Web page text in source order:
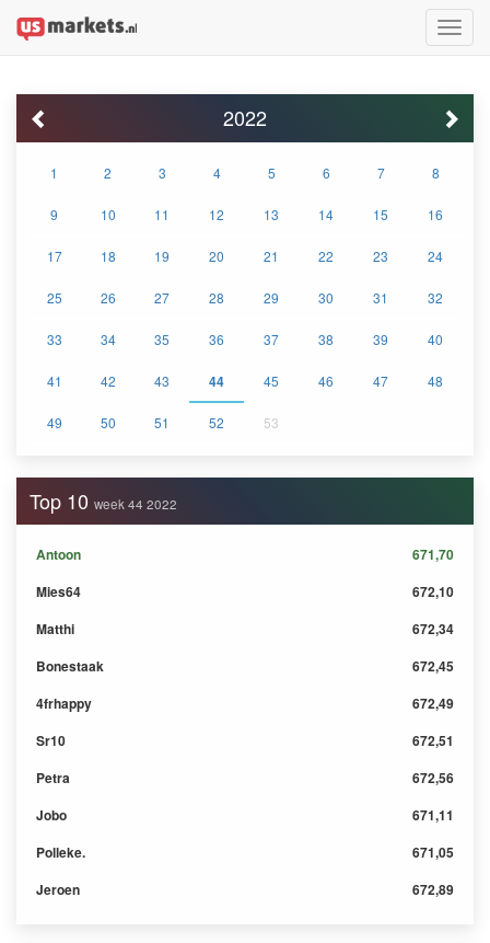
Toggle
2022
1 2 3 4 5 6 7 8
9 10 11 12 13 14 15 16
17 18 19 20 21 22 23 24
25 26 27 28 29 30 31 32
33 34 35 36 37 38 39 40
41 42 43 44 45 46 47 48
49 50 51 52 53
Top 10 week 44 2022
Antoon
671,70
Mies64
672,10
Matthi
672,34
Bonestaak
672,45
4frhappy
672,49
Sr10
672,51
Petra
672,56
Jobo
671,11
Polleke.
671,05
Jeroen
672,89